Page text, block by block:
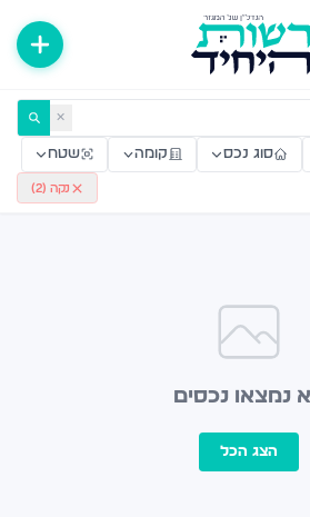
— רשות היחיד ✕
סוג נכס קומה שטח
נקה (2
)
נמצאו נכסים
הצג הכל